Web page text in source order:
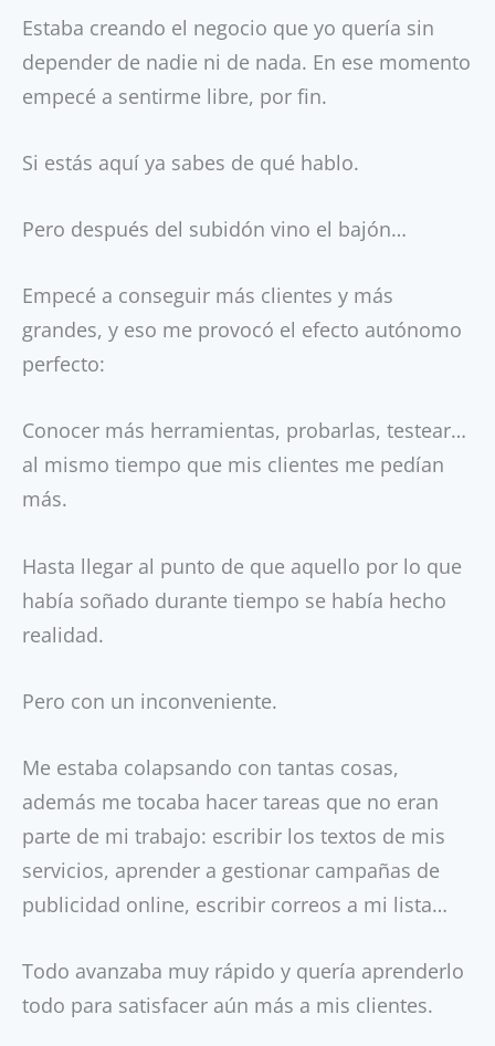
Estaba creando el negocio que yo quería sin
depender de nadie ni de nada. En ese momento
empecé a sentirme libre, por fin.
Si estás aquí ya sabes de qué hablo.
Pero después del subidón vino el bajón…
Empecé a conseguir más clientes y más
grandes, y eso me provocó el efecto autónomo
perfecto:
Conocer más herramientas, probarlas, testear…
al mismo tiempo que mis clientes me pedían
más.
Hasta llegar al punto de que aquello por lo que
había soñado durante tiempo se había hecho
realidad.
Pero con un inconveniente.
Me estaba colapsando con tantas cosas,
además me tocaba hacer tareas que no eran
parte de mi trabajo: escribir los textos de mis
servicios, aprender a gestionar campañas de
publicidad online, escribir correos a mi lista…
Todo avanzaba muy rápido y quería aprenderlo
todo para satisfacer aún más a mis clientes.